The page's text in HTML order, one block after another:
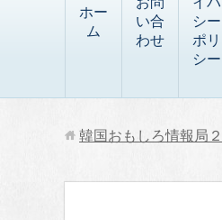
ホー
ム
い合
わせ
シー
ポリ
シー
韓国おもしろ情報局２